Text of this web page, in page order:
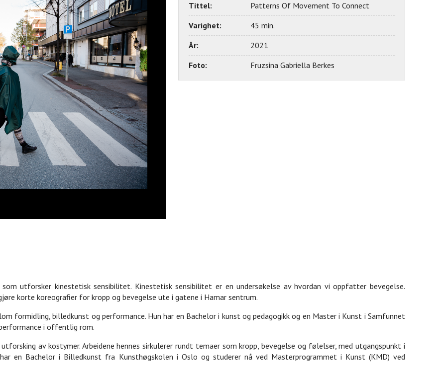
Tittel:
Patterns Of Movement To Connect
Varighet:
45 min.
År:
2021
Foto:
Fruzsina Gabriella Berkes
utforsker kinestetisk sensibilitet. Kinestetisk sensibilitet er en undersøkelse av hvordan vi oppfatter bevegelse.
korte koreografier for kropp og bevegelse ute i gatene i Hamar sentrum.
formidling, billedkunst og performance. Hun har en Bachelor i kunst og pedagogikk og en Master i Kunst i Samfunnet
i offentlig rom.
av kostymer. Arbeidene hennes sirkulerer rundt temaer som kropp, bevegelse og følelser, med utgangspunkt i
en Bachelor i Billedkunst fra Kunsthøgskolen i Oslo og studerer nå ved Masterprogrammet i Kunst (KMD) ved